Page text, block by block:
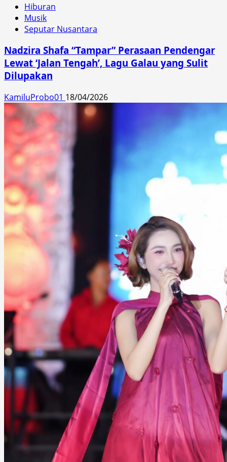
Hiburan
Musik
Seputar Nusantara
Nadzira Shafa “Tampar” Perasaan Pendengar
Lewat ‘Jalan Tengah’, Lagu Galau yang Sulit
Dilupakan
KamiluProbo01 18/04/2026